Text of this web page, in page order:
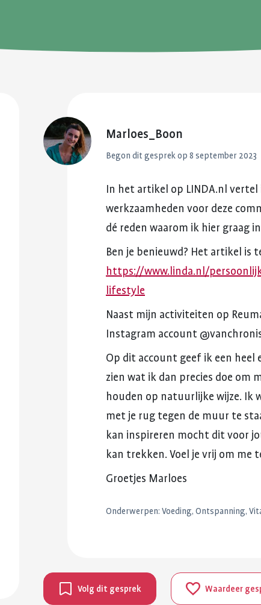
Meer over de eerste
Marloes_Boon
Begon dit gesprek op 8 september 2023
In het artikel op LINDA.nl vertel
werkzaamheden voor deze
dé reden waarom ik hier graag in
Ben je benieuwd? Het artikel is
https://www.linda.nl/
lifestyle
Naast mijn activiteiten op
Instagram account
Op dit account geef ik een heel
zien wat ik dan precies doe om
houden op natuurlijke wijze. Ik
met je rug tegen de muur te
kan inspireren mocht dit voor
kan trekken. Voel je vrij om me
Groetjes Marloes
Onderwerpen: Voeding, Ontspanning,
Volg dit gesprek Waardeer